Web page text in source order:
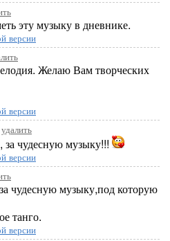
эту музыку в дневнике.
версии
Желаю Вам творческих
версии
удалить
чудесную музыку!!!
версии
чудесную музыку,под которую
танго.
версии